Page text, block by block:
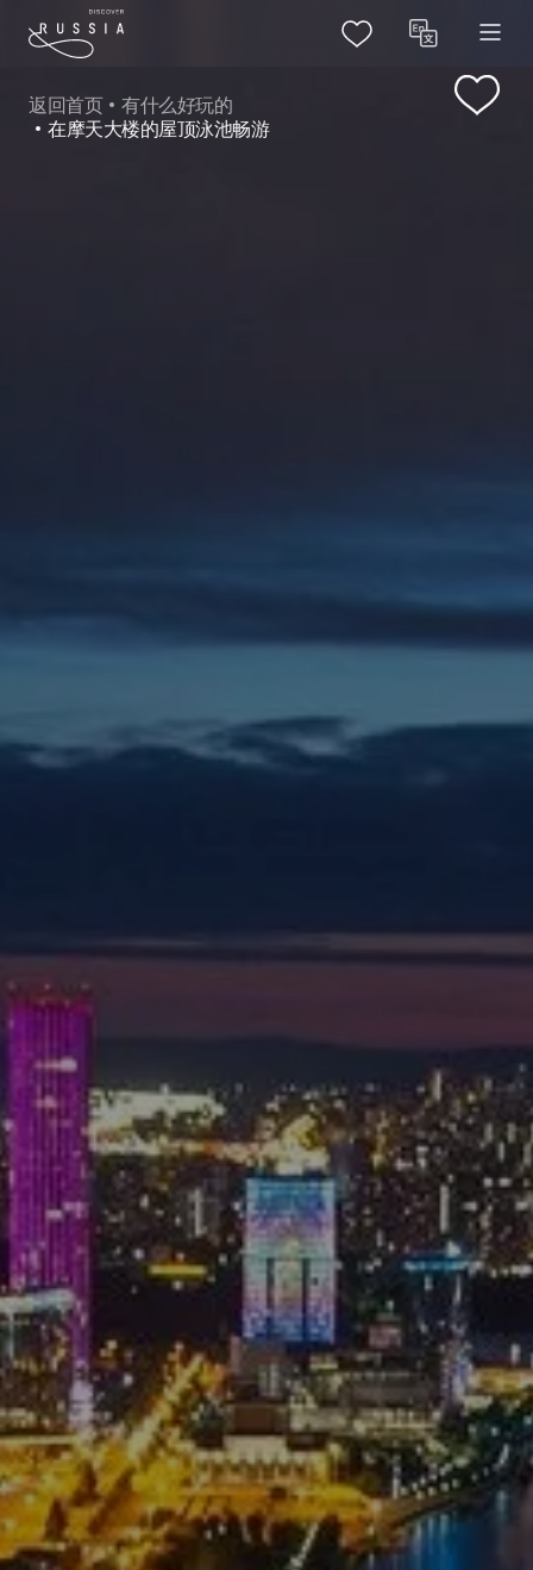
返回首页
有什么好玩的
在摩天大楼的屋顶泳池畅游